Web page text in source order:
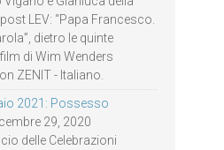
LEV: “Papa Francesco.
dietro le quinte
di Wim Wenders
ZENIT - Italiano.
2021: Possesso
29, 2020
delle Celebrazioni